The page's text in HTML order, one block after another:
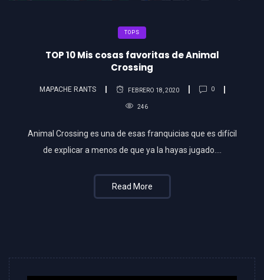
TOPS
TOP 10 Mis cosas favoritas de Animal
Crossing
MAPACHE RANTS FEBRERO 18, 2020 0
246
Animal Crossing es una de esas franquicias que es difícil
de explicar a menos de que ya la hayas jugado….
Read More